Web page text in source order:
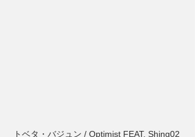
トベタ・バジュン / Optimist FEAT. Shing02